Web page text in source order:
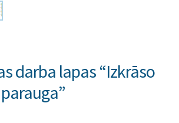
darba lapas “Izkrāso